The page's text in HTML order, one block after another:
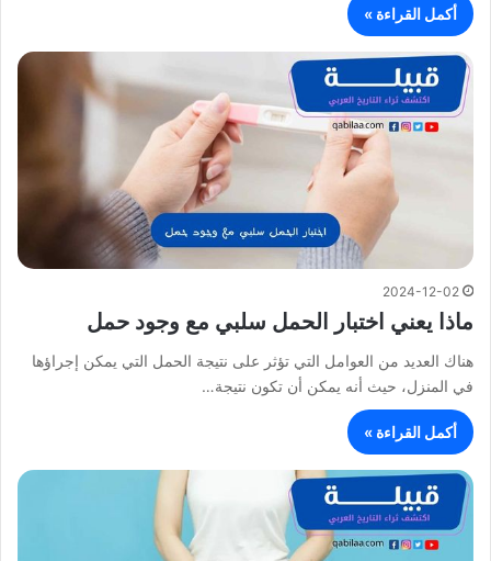
أكمل القراءة »
2024-12-02
ماذا يعني اختبار الحمل سلبي مع وجود حمل
هناك العديد من العوامل التي تؤثر على نتيجة الحمل التي يمكن إجراؤها
في المنزل، حيث أنه يمكن أن تكون نتيجة…
أكمل القراءة »